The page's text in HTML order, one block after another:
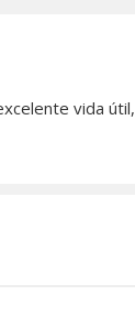
vida útil,